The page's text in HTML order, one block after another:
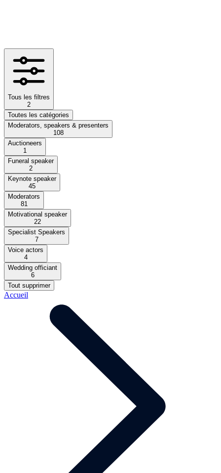
Tous les filtres
2
Toutes les catégories
Moderators, speakers & presenters
108
Auctioneers
1
Funeral speaker
2
Keynote speaker
45
Moderators
81
Motivational speaker
22
Specialist Speakers
7
Voice actors
4
Wedding officiant
6
Tout supprimer
Accueil